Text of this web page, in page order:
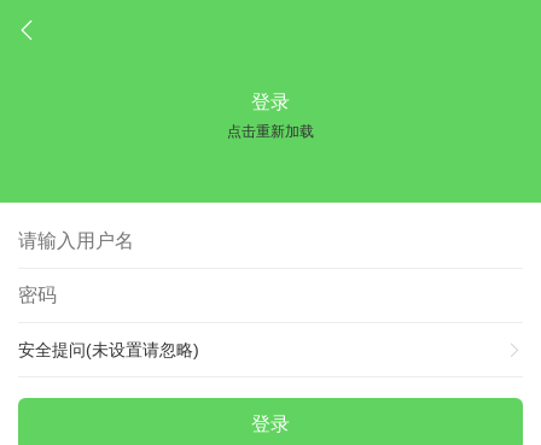
登录
点击重新加载
安全提问(未设置请忽略)
登录